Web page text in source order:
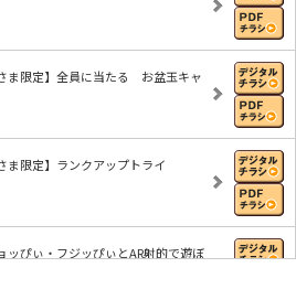
ま限定】全員に当たる お盆玉キャ
ま限定】ランクアップトライ
ッぴぃ・フジッぴぃとAR射的で遊ぼ